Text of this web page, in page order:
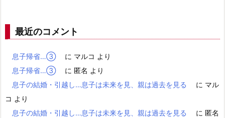
最近のコメント
息子帰省…③ に マルコ より
息子帰省…③
に 匿名 より
息子の結婚・引越し…息子は未来を見、親は過去を見る
に マル
コ より
息子の結婚・引越し…息子は未来を見、親は過去を見る
に 匿名